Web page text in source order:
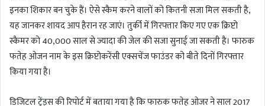
n
e
m
a
इनका शिकार बन चुके हैं। ऐसे स्कैम करने वालों को कितनी सजा मिल सकती है,
यह जानकर शायद आप हैरान रह जाएं। तुर्की में गिरफ्तार किए गए एक क्रिप्टो
स्कैमर को 40,000 साल से ज्यादा की जेल की सजा सुनाई जा सकती है। फारुक
फतेह ओजन नाम के इस क्रिप्टोकरेंसी एक्सचेंज फाउंडर को बीते दिनों गिरफ्तार
किया गया है।
डिजिटल ट्रेंड्स की रिपोर्ट में बताया गया है कि फारुक फतेह ओजर ने साल 2017